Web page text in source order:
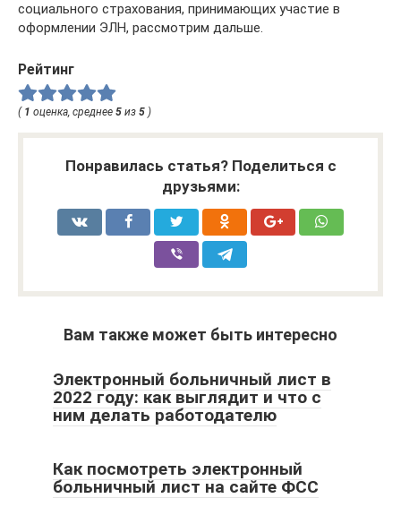
социального страхования, принимающих участие в
оформлении ЭЛН, рассмотрим дальше.
Рейтинг
( 1 оценка, среднее 5 из 5 )
Понравилась статья? Поделиться с
друзьями:
Вам также может быть интересно
Электронный больничный лист в
2022 году: как выглядит и что с
ним делать работодателю
Как посмотреть электронный
больничный лист на сайте ФСС